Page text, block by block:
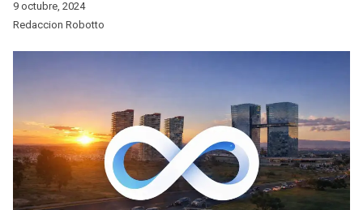
9 octubre, 2024
Redaccion Robotto